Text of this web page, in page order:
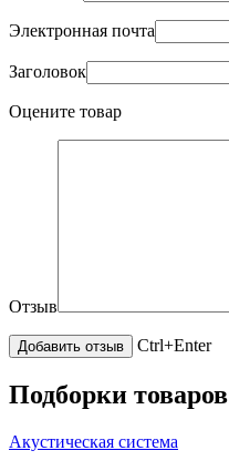
Электронная почта
Заголовок
Оцените товар
Отзыв
Ctrl+Enter
Подборки
Акустическая система